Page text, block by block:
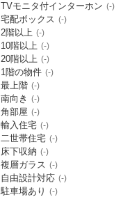
TVモニタ付インターホン (-)
宅配ボックス (-)
2階以上 (-)
10階以上 (-)
20階以上 (-)
1階の物件 (-)
最上階 (-)
南向き (-)
角部屋 (-)
輸入住宅 (-)
二世帯住宅 (-)
床下収納 (-)
複層ガラス (-)
自由設計対応 (-)
駐車場あり (-)